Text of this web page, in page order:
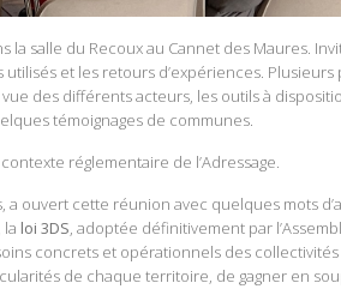
la salle du Recoux au Cannet des Maures.
et les retours d’expériences.
des différents acteurs, les outils à
témoignages de communes.
réglementaire de l’Adressage.
a ouvert cette réunion avec quelques mots
loi 3DS, adoptée définitivement par
concrets et opérationnels des
de chaque territoire, de gagner en